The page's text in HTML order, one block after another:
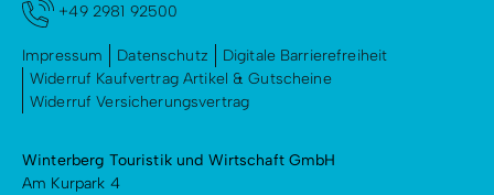
+49 2981 92500
Impressum Datenschutz
Digitale Barrierefreiheit
Widerruf Kaufvertrag Artikel & Gutscheine
Widerruf Versicherungsvertrag
Winterberg Touristik und Wirtschaft GmbH
Am Kurpark 4